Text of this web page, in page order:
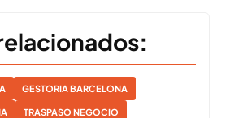
GESTORIA BARCELONA
TRASPASO NEGOCIO